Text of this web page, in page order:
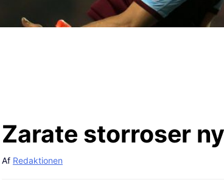
Zarate storroser
Af Redaktionen